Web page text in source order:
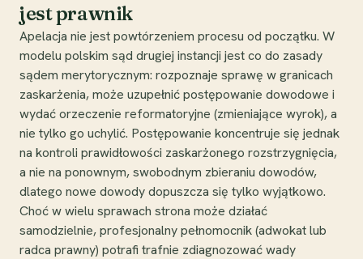
jest prawnik
Apelacja nie jest powtórzeniem procesu od początku. W
modelu polskim sąd drugiej instancji jest co do zasady
sądem merytorycznym: rozpoznaje sprawę w granicach
zaskarżenia, może uzupełnić postępowanie dowodowe i
wydać orzeczenie reformatoryjne (zmieniające wyrok), a
nie tylko go uchylić. Postępowanie koncentruje się jednak
na kontroli prawidłowości zaskarżonego rozstrzygnięcia,
a nie na ponownym, swobodnym zbieraniu dowodów,
dlatego nowe dowody dopuszcza się tylko wyjątkowo.
Choć w wielu sprawach strona może działać
samodzielnie, profesjonalny pełnomocnik (adwokat lub
radca prawny) potrafi trafnie zdiagnozować wady